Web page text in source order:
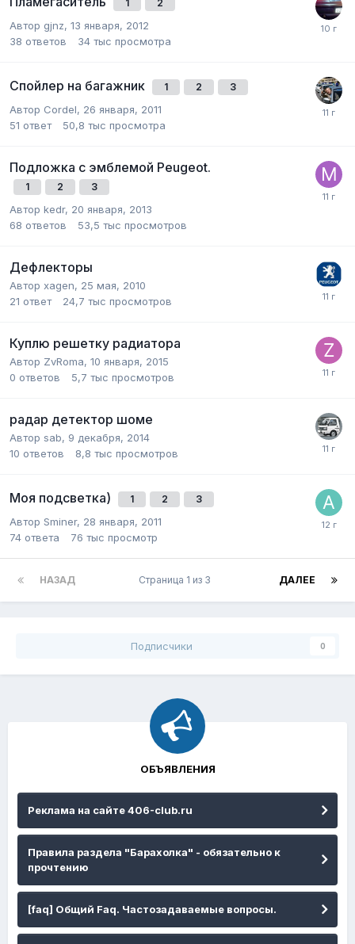
1 2
Автор gjnz, 13 января, 2012
38 ответов 34 тыс просмотра
Спойлер на багажник 1 2 3
Автор Cordel, 26 января, 2011
51 ответ 50,8 тыс просмотра
Подложка с эмблемой Peugeot.
1 2 3
Автор kedr, 20 января, 2013
68 ответов 53,5 тыс просмотров
Дефлекторы
Автор xagen, 25 мая, 2010
21 ответ 24,7 тыс просмотров
Куплю решетку радиатора
Автор ZvRoma, 10 января, 2015
0 ответов 5,7 тыс просмотров
радар детектор шоме
Автор sab, 9 декабря, 2014
10 ответов 8,8 тыс просмотров
Моя подсветка) 1 2 3
Автор Sminer, 28 января, 2011
74 ответа 76 тыс просмотр
НАЗАД ДАЛЕЕ
Страница 1 из 3
Подписчики 0
ОБЪЯВЛЕНИЯ
Реклама на сайте 406-club.ru
Правила раздела "Барахолка" - обязательно к
прочтению
[faq] Общий Faq. Частозадаваемые вопросы.